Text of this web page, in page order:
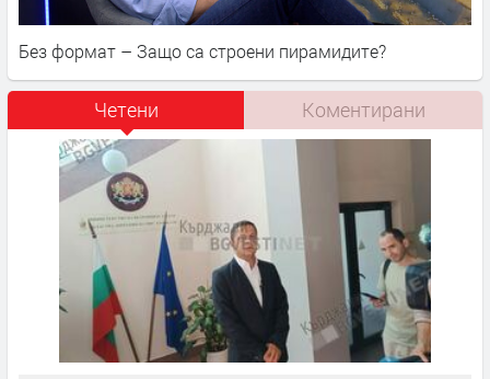
Без формат – Защо са строени пирамидите?
Четени Коментирани